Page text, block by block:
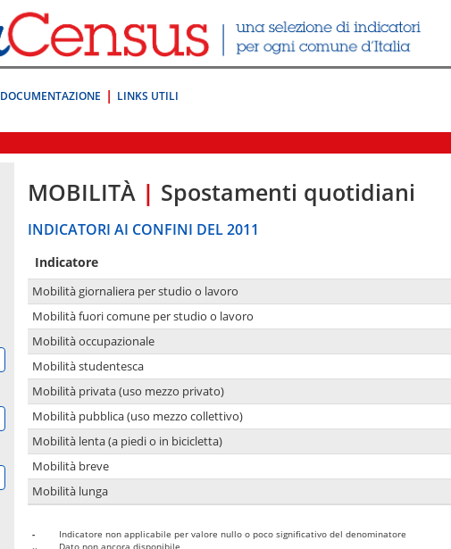
DOCUMENTAZIONE LINKS UTILI
MOBILITÀ | Spostamenti quotidiani
INDICATORI AI CONFINI DEL 2011
Indicatore
Mobilità giornaliera per studio o lavoro
Mobilità fuori comune per studio o lavoro
Mobilità occupazionale
Mobilità studentesca
Mobilità privata (uso mezzo privato)
Mobilità pubblica (uso mezzo collettivo)
Mobilità lenta (a piedi o in bicicletta)
Mobilità breve
Mobilità lunga
-
Indicatore non applicabile per valore nullo o poco significativo del denominatore
..
Dato non ancora disponibile